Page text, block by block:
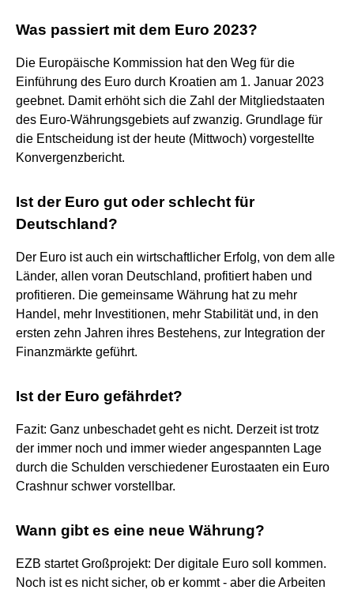
Was passiert mit dem Euro 2023?
Die Europäische Kommission hat den Weg für die
Einführung des Euro durch Kroatien am 1. Januar 2023
geebnet. Damit erhöht sich die Zahl der Mitgliedstaaten
des Euro-Währungsgebiets auf zwanzig. Grundlage für
die Entscheidung ist der heute (Mittwoch) vorgestellte
Konvergenzbericht.
Ist der Euro gut oder schlecht für
Deutschland?
Der Euro ist auch ein wirtschaftlicher Erfolg, von dem alle
Länder, allen voran Deutschland, profitiert haben und
profitieren. Die gemeinsame Währung hat zu mehr
Handel, mehr Investitionen, mehr Stabilität und, in den
ersten zehn Jahren ihres Bestehens, zur Integration der
Finanzmärkte geführt.
Ist der Euro gefährdet?
Fazit: Ganz unbeschadet geht es nicht. Derzeit ist trotz
der immer noch und immer wieder angespannten Lage
durch die Schulden verschiedener Eurostaaten ein Euro
Crashnur schwer vorstellbar.
Wann gibt es eine neue Währung?
EZB startet Großprojekt: Der digitale Euro soll kommen.
Noch ist es nicht sicher, ob er kommt - aber die Arbeiten